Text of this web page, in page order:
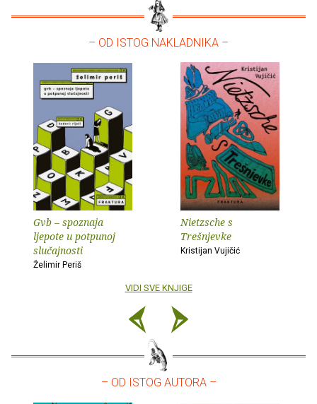
– OD ISTOG NAKLADNIKA –
Gvb – spoznaja
ljepote u potpunoj
slučajnosti
Želimir Periš
Nietzsche s
Trešnjevke
Kristijan Vujičić
VIDI SVE KNJIGE
– OD ISTOG AUTORA –